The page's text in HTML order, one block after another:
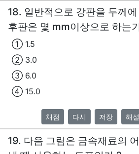
18. 일반적으로 강판을 두께
후판은 몇 mm이상으로 하는
① 1.5
② 3.0
③ 6.0
④ 15.0
채점 다시 저장 해
19. 다음 그림은 금속재료의